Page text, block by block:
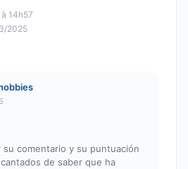
14h57
2025
su comentario y su puntuación
de saber que ha